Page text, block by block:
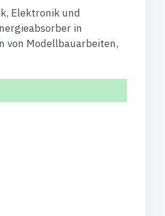
Elektronik und
in
von Modellbauarbeiten,